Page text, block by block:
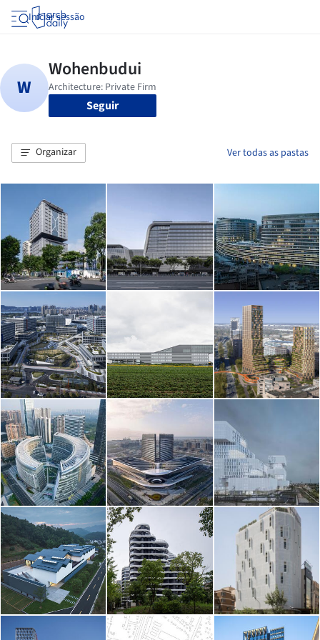
Iniciar sessão
Seguir
Organizar Ver todas as pastas